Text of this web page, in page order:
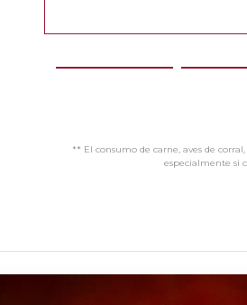
** El consumo de carne, aves de
especialmente si